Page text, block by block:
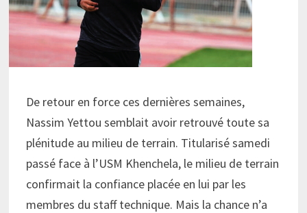
De retour en force ces dernières semaines,
Nassim Yettou semblait avoir retrouvé toute sa
plénitude au milieu de terrain. Titularisé samedi
passé face à l’USM Khenchela, le milieu de terrain
confirmait la confiance placée en lui par les
membres du staff technique. Mais la chance n’a